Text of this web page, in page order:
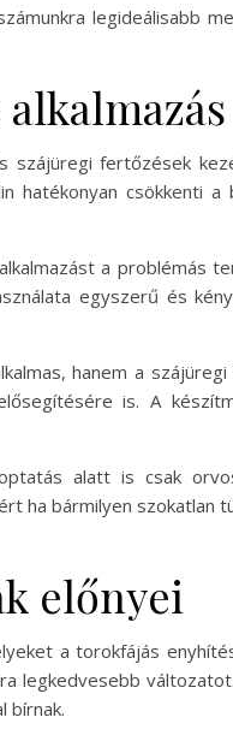
legideálisabb
fertőzések
hatékonyan csökkenti
a problémás
egyszerű és
hanem a
is. A
alatt is csak
ha bármilyen szokatlan
előnyei
a torokfájás
legkedvesebb
bírnak.